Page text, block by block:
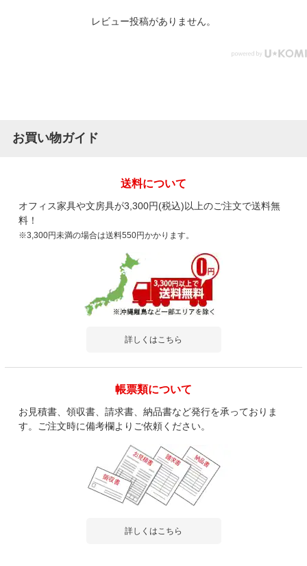
レビュー投稿がありません。
お買い物ガイド
送料について
オフィス家具や文房具が3,300円(税込)以上のご注文で送料無
料！
※3,300円未満の場合は送料550円かかります。
詳しくはこちら
帳票類について
お見積書、領収書、請求書、納品書など発行を承っておりま
す。ご注文時に備考欄よりご依頼ください。
詳しくはこちら